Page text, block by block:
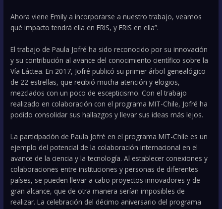
Ahora viene Emily a incorporarse a nuestro trabajo, veamos
qué impacto tendrá ella en ERIS, y ERIS en ella”.
El trabajo de Paula Jofré ha sido reconocido por su innovación
y su contribución al avance del conocimiento científico sobre la
Vía Láctea. En 2017, Jofré publicó su primer árbol genealógico
de 22 estrellas, que recibió mucha atención y elogios,
mezclados con un poco de escepticismo. Con el trabajo
realizado en colaboración con el programa MIT-Chile, Jofré ha
podido consolidar sus hallazgos y llevar sus ideas más lejos.
La participación de Paula Jofré en el programa MIT-Chile es un
ejemplo del potencial de la colaboración internacional en el
avance de la ciencia y la tecnología. Al establecer conexiones y
colaboraciones entre instituciones y personas de diferentes
países, se pueden llevar a cabo proyectos innovadores y de
gran alcance, que de otra manera serían imposibles de
realizar. La celebración del décimo aniversario del programa